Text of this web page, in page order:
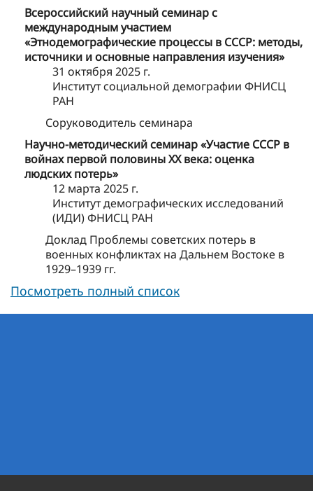
Всероссийский научный семинар с
международным участием
«Этнодемографические процессы в СССР: методы,
источники и основные направления изучения»
31 октября 2025 г.
Институт социальной демографии ФНИСЦ
РАН
Соруководитель семинара
Научно-методический семинар «Участие СССР в
войнах первой половины XX века: оценка
людских потерь»
12 марта 2025 г.
Институт демографических исследований
(ИДИ) ФНИСЦ РАН
Доклад Проблемы советских потерь в
военных конфликтах на Дальнем Востоке в
1929–1939 гг.
Посмотреть полный список